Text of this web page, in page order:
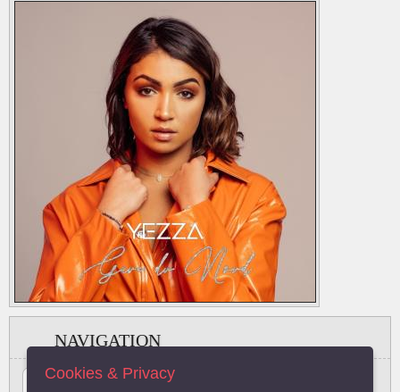
NAVIGATION
A B C D
Cookies & Privacy